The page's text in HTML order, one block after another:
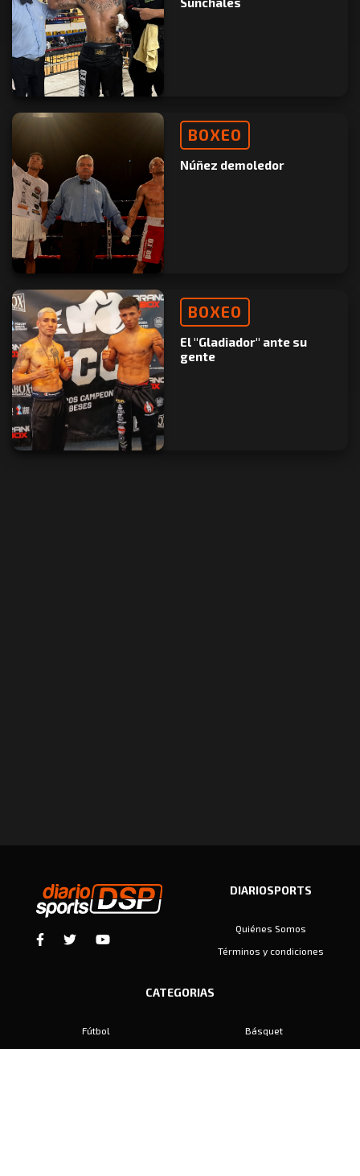
BOXEO
Núñez demoledor
BOXEO
El "Gladiador" ante su
gente
DIARIOSPORTS
Quiénes Somos
Términos y condiciones
CATEGORIAS
Fútbol
Básquet